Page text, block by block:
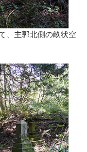
、主郭北側の畝状空